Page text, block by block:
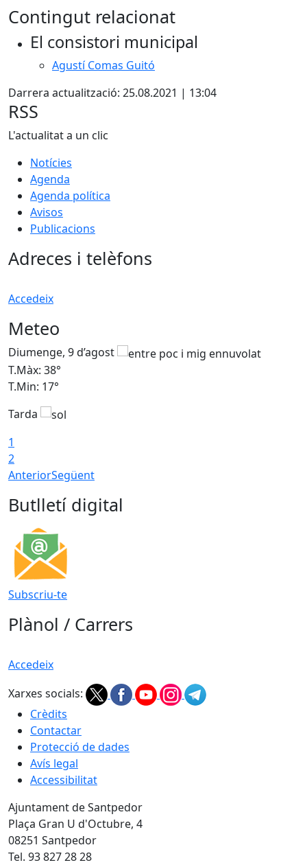
Contingut relacionat
El consistori municipal
Agustí Comas Guitó
Darrera actualització: 25.08.2021 | 13:04
RSS
L'actualitat a un clic
Notícies
Agenda
Agenda política
Avisos
Publicacions
Adreces i telèfons
Accedeix
Meteo
Diumenge, 9 d’agost
T.Màx: 38°
T.Min: 17°
Tarda
1
2
AnteriorSegüent
Butlletí digital
Subscriu-te
Plànol / Carrers
Accedeix
Xarxes socials:
Crèdits
Contactar
Protecció de dades
Avís legal
Accessibilitat
Ajuntament de Santpedor
Plaça Gran U d'Octubre, 4
08251 Santpedor
Tel. 93 827 28 28